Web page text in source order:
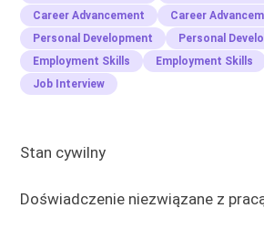
Career Advancement
Career
Personal Development
Personal
Employment Skills
Employment Skills
Job Interview
Stan cywilny
Doświadczenie niezwiązane z